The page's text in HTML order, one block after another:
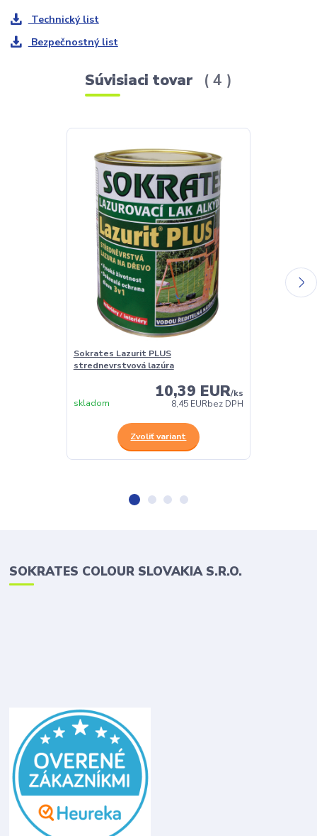
Technický list
Bezpečnostný list
Súvisiaci tovar 4
Sokrates Lazurit PLUS
strednevrstvová lazúra
10,39 EUR/ks
8,45 EURbez DPH
skladom
Zvoliť variant
SOKRATES COLOUR SLOVAKIA S.R.O.